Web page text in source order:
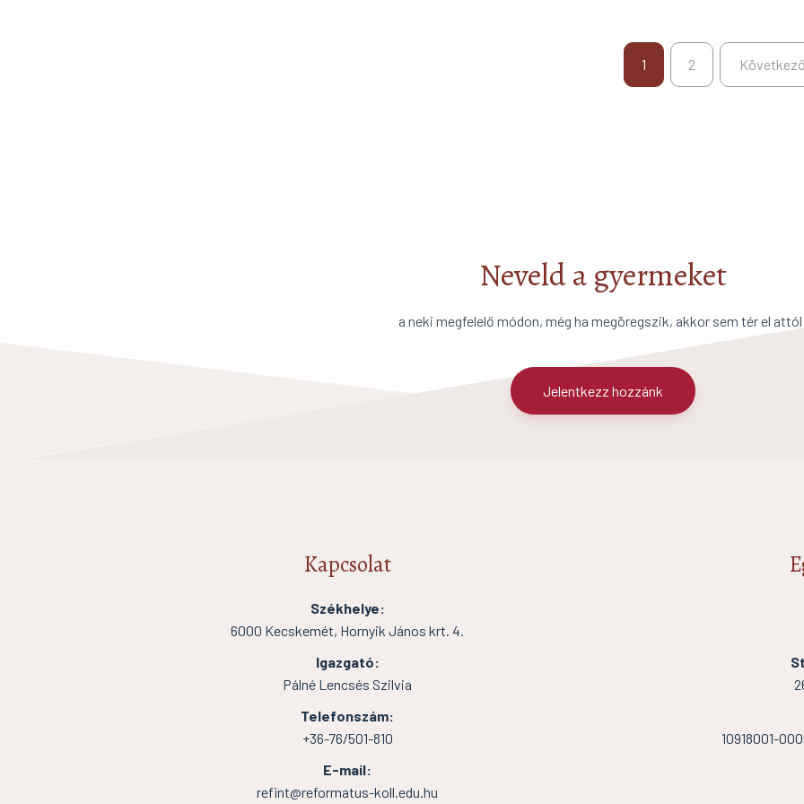
1 2 Következő
Neveld a gyermeket
a neki megfelelő módon, még ha megöregszik, akkor sem tér el
Jelentkezz hozzánk
Kapcsolat
Székhelye:
6000 Kecskemét, Hornyik János krt. 4.
Igazgató:
Pálné Lencsés Szilvia
Telefonszám:
+36-76/501-810
E-mail:
refint@reformatus-koll.edu.hu
10918001-